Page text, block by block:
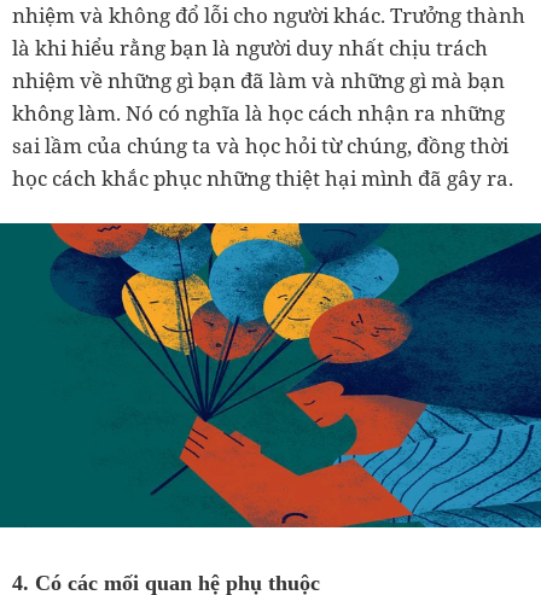
nhiệm và không đổ lỗi cho người khác. Trưởng thành
là khi hiểu rằng bạn là người duy nhất chịu trách
nhiệm về những gì bạn đã làm và những gì mà bạn
không làm. Nó có nghĩa là học cách nhận ra những
sai lầm của chúng ta và học hỏi từ chúng, đồng thời
học cách khắc phục những thiệt hại mình đã gây ra.
4. Có các mối quan hệ phụ thuộc